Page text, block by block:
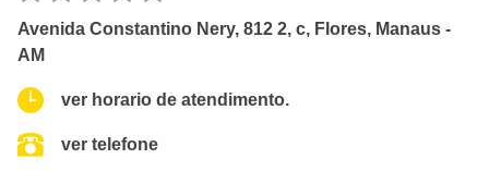
Avenida Constantino Nery, 812 2, c, Flores, Manaus -
AM
ver horario de atendimento.
ver telefone